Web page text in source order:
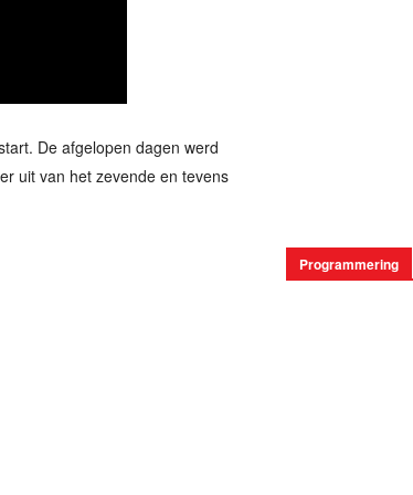
De afgelopen dagen werd
uit van het zevende en tevens
Programmering